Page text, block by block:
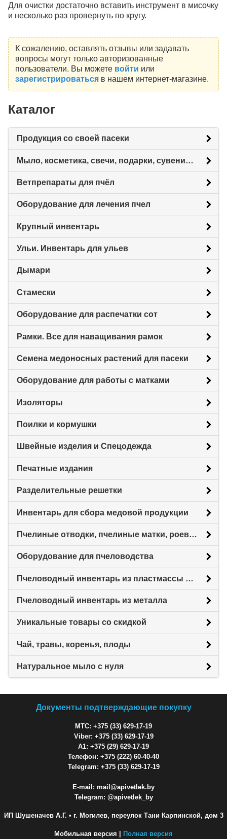
Для очистки достаточно вставить инструмент в мисочку
и несколько раз провернуть по кругу.
К сожалению, оставлять отзывы или задавать
вопросы могут только авторизованные
пользователи. Вы можете войти или
зарегистрироватьсяв нашем интернет-магазине.
Каталог
Продукция со своей пасеки
Мыло, косметика, свечи, подарки, сувениры.
Ветпрепараты для пчёл
Оборудование для лечения пчел
Крупный инвентарь
Ульи. Инвентарь для ульев
Дымари
Стамески
Оборудование для распечатки сот
Рамки. Все для наващивания рамок
Семена медоносных растений для пасеки
Оборудование для работы с матками
Изоляторы
Поилки и кормушки
Швейные изделия и Спецодежда
Печатные издания
Разделительные решетки
Инвентарь для сбора медовой продукции
Пчелиные отводки, пчелиные матки, роевни
Оборудование для пчеловодства
Пчеловодный инвентарь из пластмассы для пасеки
Пчеловодный инвентарь из металла
Уникальные товары со скидкой
Чай, травы, коренья, плоды
Натуральное мыло с нуля
Документы подтверждающие покупку
МТС: +375 (33) 629-17-19
Viber: +375 (33) 629-17-19
A1: +375 (29) 629-17-19
Телефон: +375 (222) 60-40-40
Telegram: +375 (33) 629-17-19
E-mail: mail@apivetlek.by
Telegram: @apivetlek_by
ИП Шушеначев А.Г. • г. Могилев, переулок Тани Карпинской, дом 3
Мобильная версия | Полная версия